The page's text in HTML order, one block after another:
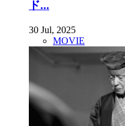
ド...
30 Jul, 2025
MOVIE